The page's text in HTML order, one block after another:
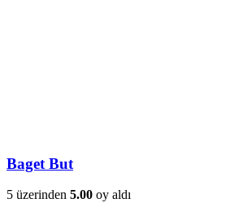
Baget But
5 üzerinden 5.00 oy aldı